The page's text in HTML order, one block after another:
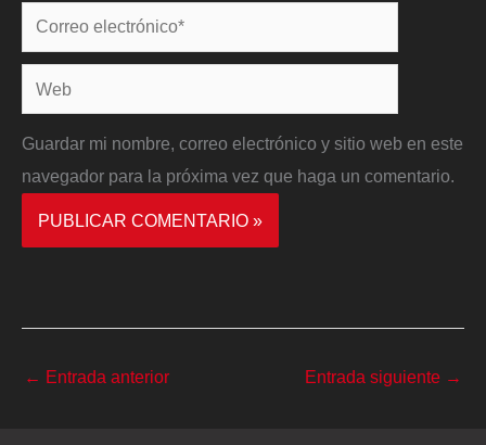
Correo
electrónico*
Web
Guardar mi nombre, correo electrónico y sitio web en este
navegador para la próxima vez que haga un comentario.
← Entrada anterior Entrada siguiente →